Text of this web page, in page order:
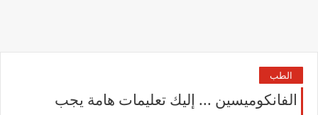
الطب
الفانكوميسين ... إليك تعليمات هامة يجب